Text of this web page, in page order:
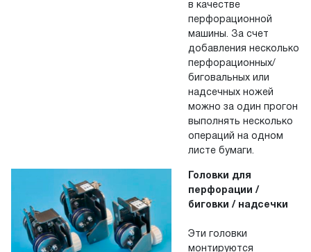
в качестве
перфорационной
машины. За счет
добавления несколько
перфорационных/
биговальных или
надсечных ножей
можно за один прогон
выполнять несколько
операций на одном
листе бумаги.
Головки для
перфорации /
биговки / надсечки
Эти головки
монтируются